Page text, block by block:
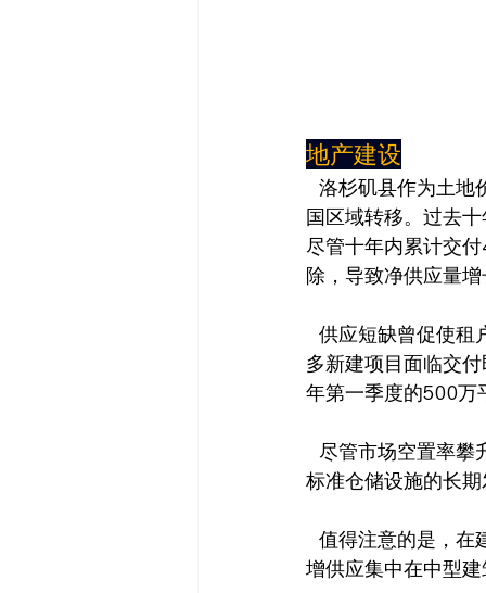
地产建设
国区域转移。过去
尽管十年内累计交
除，导致净供应量
多新建项目面临交
年第一季度的500万
标准仓储设施的长
增供应集中在中型